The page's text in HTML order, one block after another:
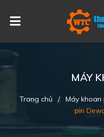
MÁY
Trang chủ / Máy khoan
pin